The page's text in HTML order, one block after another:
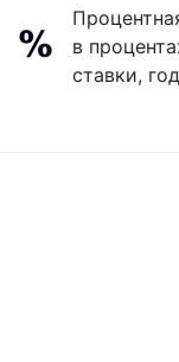
в
ставки,